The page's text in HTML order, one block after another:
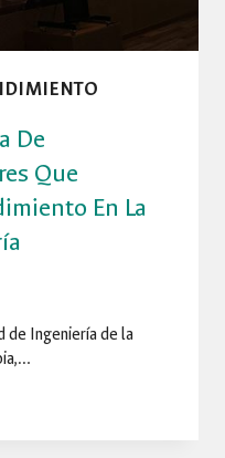
De
Que
En La
de Ingeniería de la